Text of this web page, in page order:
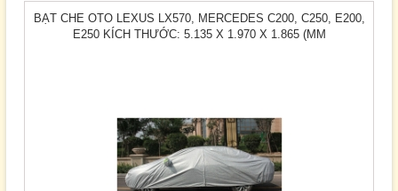
BẠT CHE OTO LEXUS LX570, MERCEDES C200, C250, E200,
E250 KÍCH THƯỚC: 5.135 X 1.970 X 1.865 (MM